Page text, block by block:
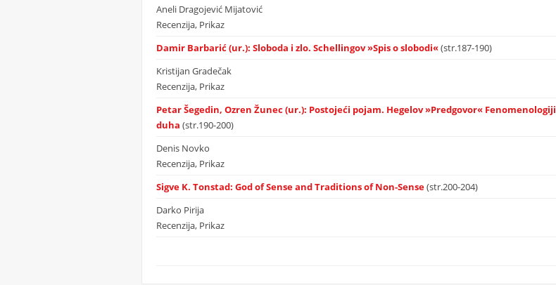
Aneli Dragojević Mijatović
Recenzija, Prikaz
Damir Barbarić (ur.): Sloboda i zlo. Schellingov »Spis o slobodi«(str.187-190)
Kristijan Gradečak
Recenzija, Prikaz
Petar Šegedin, Ozren Žunec (ur.): Postojeći pojam. Hegelov »Predgovor« Fenomenologiji
duha (str.190-200)
Denis Novko
Recenzija, Prikaz
Sigve K. Tonstad: God of Sense and Traditions of Non-Sense(str.200-204)
Darko Pirija
Recenzija, Prikaz